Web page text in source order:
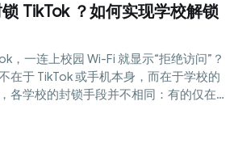
TikTok ？如何实现学校解锁
，一连上校园 Wi-Fi 就显示“拒绝访问”？
在于 TikTok 或手机本身，而在于学校的
各学校的封锁手段并不相同：有的仅在
校发设备上通过 MDM 限制。在本文中，
的学校封锁机制，教您区分不同情况，
的可行方案与潜在风险。